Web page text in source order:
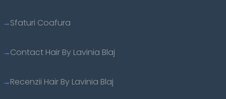
Sfaturi Coafura
Contact Hair By Lavinia Blaj
Recenzii Hair By Lavinia Blaj